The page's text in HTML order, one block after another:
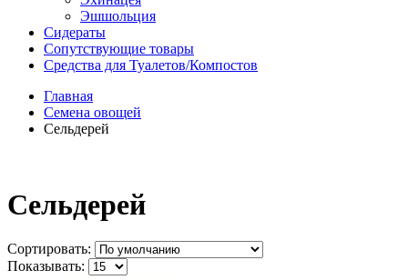
Эшшольция
Сидераты
Сопутствующие товары
Средства для Туалетов/Компостов
Главная
Семена овощей
Сельдерей
Сельдерей
Сортировать:
Показывать: